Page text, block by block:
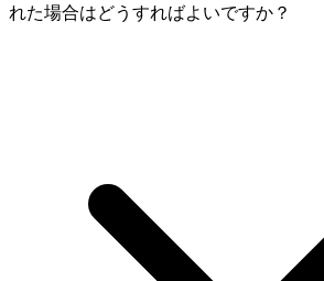
れた場合はどうすればよいですか？